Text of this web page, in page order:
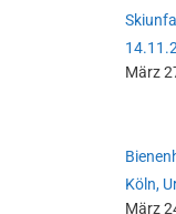
März
Köln,
März